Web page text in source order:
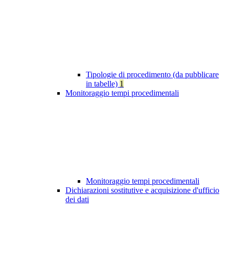
Tipologie di procedimento (da pubblicare
in tabelle) 1
Monitoraggio tempi procedimentali
Monitoraggio tempi procedimentali
Dichiarazioni sostitutive e acquisizione d'ufficio
dei dati